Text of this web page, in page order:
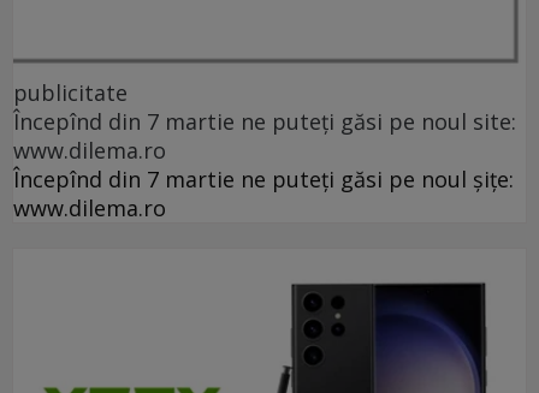
publicitate
Începînd din 7 martie ne puteți găsi pe noul site:
www.dilema.ro
Începînd din 7 martie ne puteți găsi pe noul șițe:
www.dilema.ro